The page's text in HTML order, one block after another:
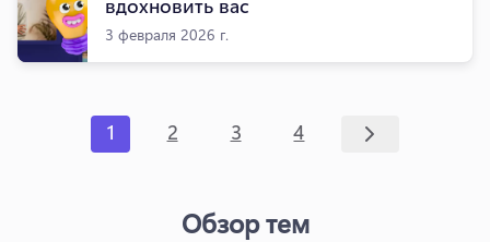
3 февраля 2026 г.
1 2 3 4
Обзор тем